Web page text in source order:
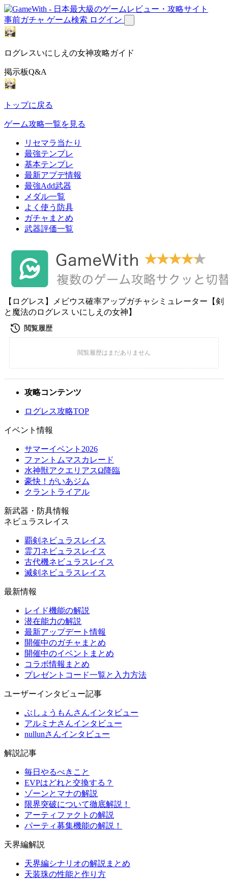
事前ガチャ ゲーム検索 ログイン
ログレスいにしえの女神攻略ガイド
掲示板Q&A
トップに戻る
ゲーム攻略一覧を見る
リセマラ当たり
最強テンプレ
基本テンプレ
最新アプデ情報
最強Add武器
メダル一覧
よく使う防具
ガチャまとめ
武器評価一覧
【ログレス】メビウス確率アップガチャシミュレーター【剣
と魔法のログレス いにしえの女神】
攻略コンテンツ
ログレス攻略TOP
イベント情報
サマーイベント2026
ファントムマスカレード
水神獣アクエリアスΩ降臨
豪快！がいあジム
クラントライアル
新武器・防具情報
ネビュラスレイス
覇剣ネビュラスレイス
霊刀ネビュラスレイス
古代機ネビュラスレイス
滅剣ネビュラスレイス
最新情報
レイド機能の解説
潜在能力の解説
最新アップデート情報
開催中のガチャまとめ
開催中のイベントまとめ
コラボ情報まとめ
プレゼントコード一覧と入力方法
ユーザーインタビュー記事
ぶしょうもんさんインタビュー
アルミナさんインタビュー
nullunさんインタビュー
解説記事
毎日やるべきこと
EVPはどれと交換する？
ゾーンとマナの解説
限界突破について徹底解説！
アーティファクトの解説
パーティ募集機能の解説！
天界編解説
天界編シナリオの解説まとめ
天装珠の性能と作り方